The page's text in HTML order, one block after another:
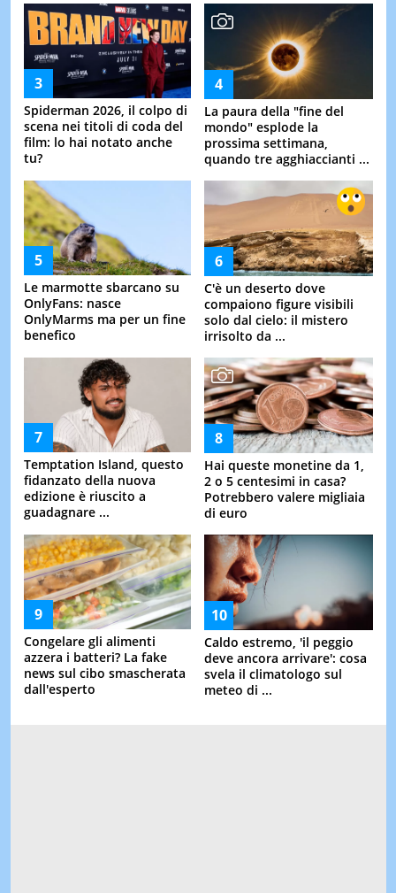
Spiderman 2026, il colpo di
scena nei titoli di coda del
film: lo hai notato anche
tu?
La paura della "fine del
mondo" esplode la
prossima settimana,
quando tre agghiaccianti ...
Le marmotte sbarcano su
OnlyFans: nasce
OnlyMarms ma per un fine
benefico
C'è un deserto dove
compaiono figure visibili
solo dal cielo: il mistero
irrisolto da ...
Temptation Island, questo
fidanzato della nuova
edizione è riuscito a
guadagnare ...
Hai queste monetine da 1,
2 o 5 centesimi in casa?
Potrebbero valere migliaia
di euro
Congelare gli alimenti
azzera i batteri? La fake
news sul cibo smascherata
dall'esperto
Caldo estremo, 'il peggio
deve ancora arrivare': cosa
svela il climatologo sul
meteo di ...